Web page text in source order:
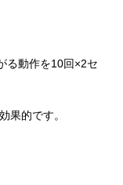
る動作を10回×2セ
果的です。